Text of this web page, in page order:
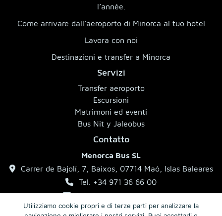
l’année.
Come arrivare dall’aeroporto di Minorca al tuo hotel
Lavora con noi
Destinazioni e transfer a Minorca
Servizi
Transfer aeroporto
Escursioni
Matrimoni ed eventi
Bus Nit y Jaleobus
Contatto
Menorca Bus SL
Carrer de Bajolí, 7, Baixos, 07714 Maó, Islas Baleares
Tel. +34 971 36 66 00
info@menorcabus.com
Utilizziamo cookie propri e di terze parti per analizzare la